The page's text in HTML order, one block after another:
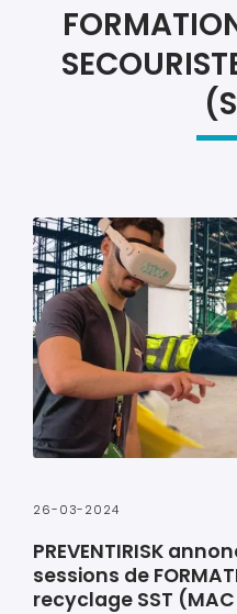
26-03-2024
PREVENTIRISK
sessions de
recyclage SST (MAC